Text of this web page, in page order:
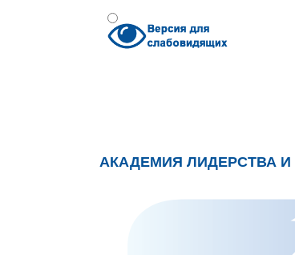
АКАДЕМИЯ ЛИДЕРСТВА